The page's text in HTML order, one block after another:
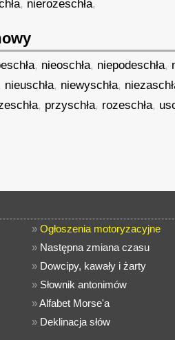
, nierozeschła,
, nieoschła, niepodeschła,
nieuschła, niewyschła,
, przyschła, rozeschła,
» Ogłoszenia motoryzacyjne
» Następna zmiana czasu
» Dowcipy, kawały i żarty
» Słownik antonimów
»Alfabet Morse'a
» Deklinacja słów